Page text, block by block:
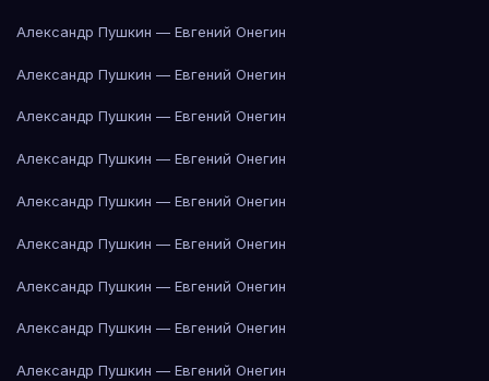
Александр Пушкин — Евгений Онегин
Александр Пушкин — Евгений Онегин
Александр Пушкин — Евгений Онегин
Александр Пушкин — Евгений Онегин
Александр Пушкин — Евгений Онегин
Александр Пушкин — Евгений Онегин
Александр Пушкин — Евгений Онегин
Александр Пушкин — Евгений Онегин
Александр Пушкин — Евгений Онегин